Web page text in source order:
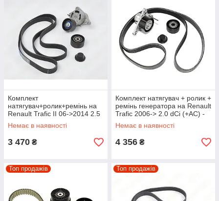
Комплект
натягувач+ролик+ремінь на
Renault Trafic II 06->2014 2.5
dCi (+AC) - Renault
(Оригінал) - 117204663R
Немає в наявності
3 470 ₴
Комплект натягувач + ролик +
ремінь генератора на Renault
Trafic 2006-> 2.0 dCi (+AC) -
7701476645
Немає в наявності
4 356 ₴
Топ продажів Топ продажів